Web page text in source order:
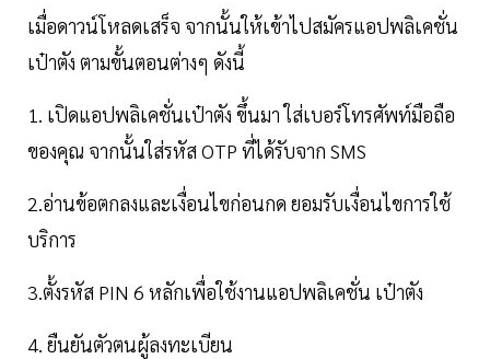
เมื่อดาวน์โหลดเสร็จ จากนั้นให้เข้าไปสมัครแอปพลิเคชั่น
เป๋าตัง ตามขั้นตอนต่างๆ ดังนี้
1. เปิดแอปพลิเคชั่นเป๋าตัง ขึ้นมา ใส่เบอร์โทรศัพท์มือถือ
ของคุณ จากนั้นใส่รหัส OTP ที่ได้รับจาก SMS
2.อ่านข้อตกลงและเงื่อนไขก่อนกด ยอมรับเงื่อนไขการใช้
บริการ
3.ตั้งรหัส PIN 6 หลักเพื่อใช้งานแอปพลิเคชั่น เป๋าตัง
4. ยืนยันตัวตนผู้ลงทะเบียน